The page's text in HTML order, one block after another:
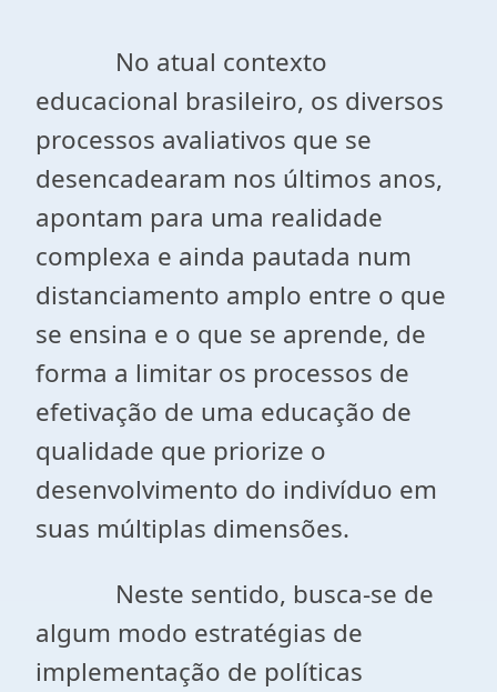
No atual contexto
educacional brasileiro, os diversos
processos avaliativos que se
desencadearam nos últimos anos,
apontam para uma realidade
complexa e ainda pautada num
distanciamento amplo entre o que
se ensina e o que se aprende, de
forma a limitar os processos de
efetivação de uma educação de
qualidade que priorize o
desenvolvimento do indivíduo em
suas múltiplas dimensões.
Neste sentido, busca-se de
algum modo estratégias de
implementação de políticas